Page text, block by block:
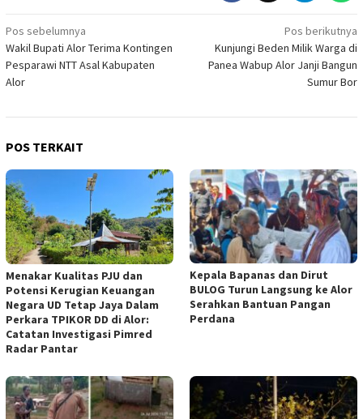
Navigasi
pos
Pos sebelumnya
Wakil Bupati Alor Terima Kontingen
Pesparawi NTT Asal Kabupaten
Alor
Pos berikutnya
Kunjungi Beden Milik Warga di
Panea Wabup Alor Janji Bangun
Sumur Bor
POS TERKAIT
Menakar Kualitas PJU dan
Potensi Kerugian Keuangan
Negara UD Tetap Jaya Dalam
Perkara TPIKOR DD di Alor:
Catatan Investigasi Pimred
Radar Pantar
Kepala Bapanas dan Dirut
BULOG Turun Langsung ke Alor
Serahkan Bantuan Pangan
Perdana